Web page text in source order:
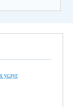
услуг